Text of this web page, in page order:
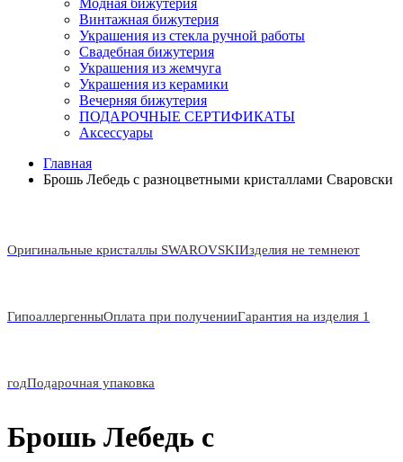
Модная бижутерия
Винтажная бижутерия
Украшения из стекла ручной работы
Свадебная бижутерия
Украшения из жемчуга
Украшения из керамики
Вечерняя бижутерия
ПОДАРОЧНЫЕ СЕРТИФИКАТЫ
Аксессуары
Главная
Брошь Лебедь с разноцветными кристаллами Сваровски
Оригинальные кристаллы SWAROVSKIИзделия не темнеют
ГипоаллергенныОплата при полученииГарантия на изделия 1
годПодарочная упаковка
Брошь Лебедь с